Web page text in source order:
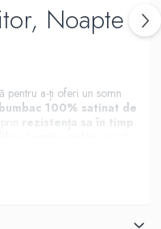
Noapte
pentru a-ți oferi un somn
bumbac 100% satinat de
rezistența sa în timp
lenjerii este
capacitatea